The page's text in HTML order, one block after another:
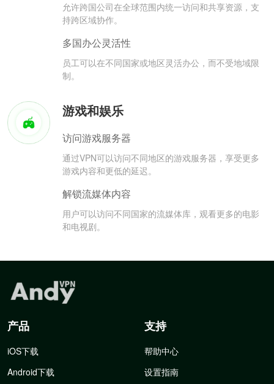
允许跨国公司在全球范围内统一访问和共享资源，支
持跨区域协作。
多国办公灵活性
员工可以在不同国家或地区灵活办公，而不受地域限
制。
游戏和娱乐
访问游戏服务器
通过VPN可以访问不同地区的游戏服务器，享受更多
游戏内容和更低的延迟。
解锁流媒体内容
用户可以访问不同国家的流媒体库，观看更多的电影
和电视剧。
产品
iOS下载
Android下载
支持
帮助中心
设置指南